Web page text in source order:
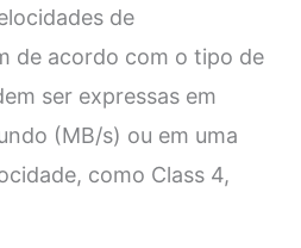
de
de acordo com o tipo de
ser expressas em
(MB/s) ou em uma
como Class 4,